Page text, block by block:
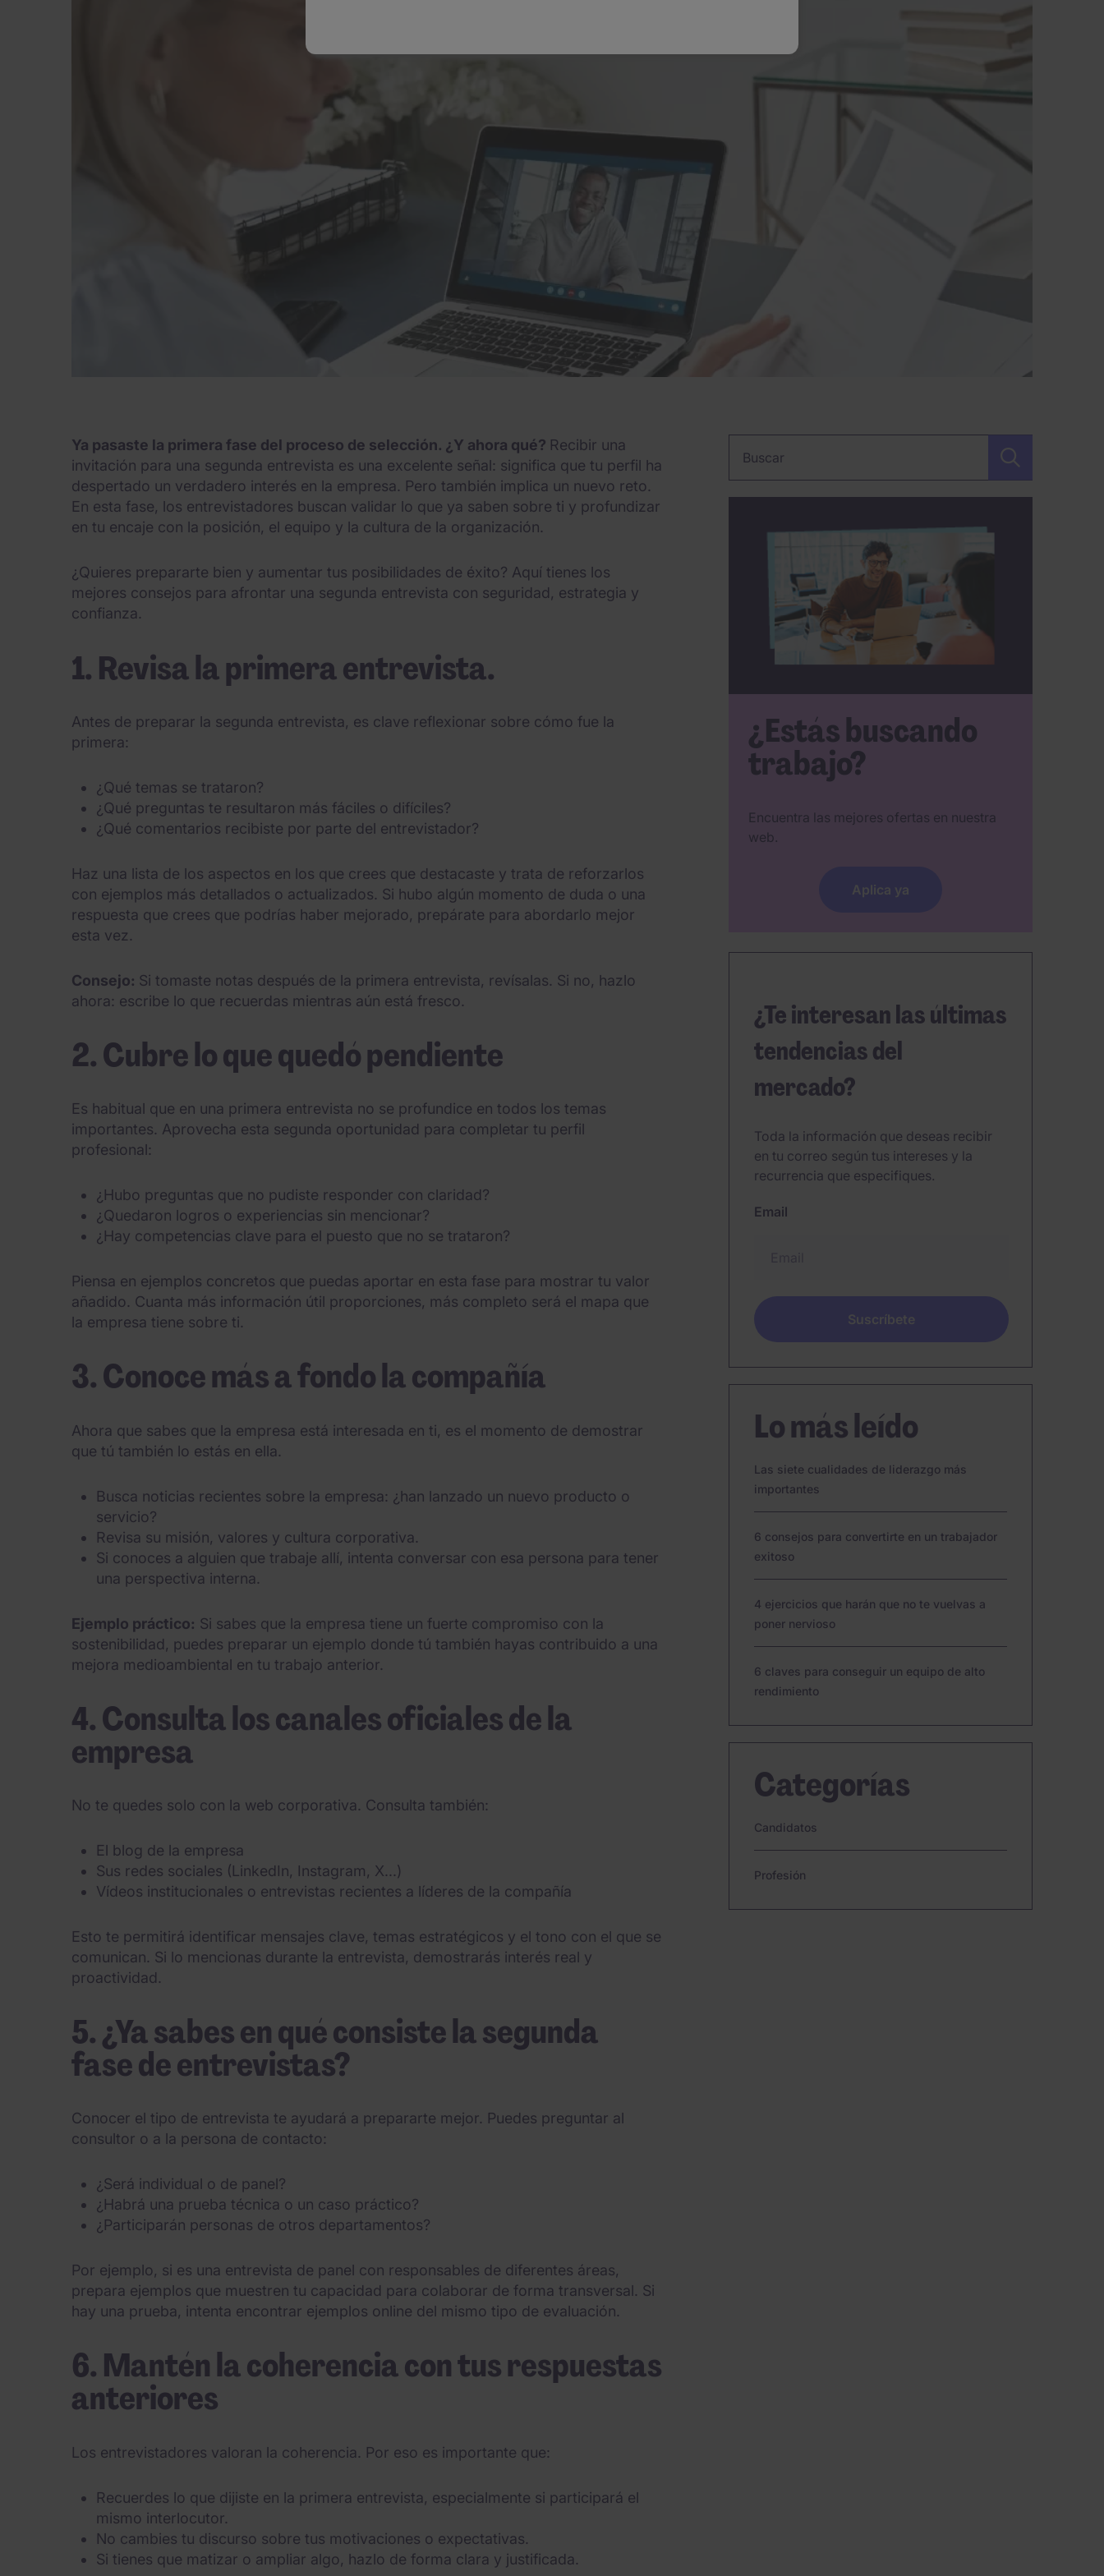
Ya pasaste la primera fase del proceso de selección. ¿Y ahora qué? Recibir una
invitación para una segunda entrevista es una excelente señal: significa que tu perfil ha
despertado un verdadero interés en la empresa. Pero también implica un nuevo reto.
En esta fase, los entrevistadores buscan validar lo que ya saben sobre ti y profundizar
en tu encaje con la posición, el equipo y la cultura de la organización.
¿Quieres prepararte bien y aumentar tus posibilidades de éxito? Aquí tienes los
mejores consejos para afrontar una segunda entrevista con seguridad, estrategia y
confianza.
1. Revisa la primera entrevista.
Antes de preparar la segunda entrevista, es clave reflexionar sobre cómo fue la
primera:
¿Qué temas se trataron?
¿Qué preguntas te resultaron más fáciles o difíciles?
¿Qué comentarios recibiste por parte del entrevistador?
Haz una lista de los aspectos en los que crees que destacaste y trata de reforzarlos
con ejemplos más detallados o actualizados. Si hubo algún momento de duda o una
respuesta que crees que podrías haber mejorado, prepárate para abordarlo mejor
esta vez.
Consejo: Si tomaste notas después de la primera entrevista, revísalas. Si no, hazlo
ahora: escribe lo que recuerdas mientras aún está fresco.
2. Cubre lo que quedó pendiente
Es habitual que en una primera entrevista no se profundice en todos los temas
importantes. Aprovecha esta segunda oportunidad para completar tu perfil
profesional:
¿Hubo preguntas que no pudiste responder con claridad?
¿Quedaron logros o experiencias sin mencionar?
¿Hay competencias clave para el puesto que no se trataron?
Piensa en ejemplos concretos que puedas aportar en esta fase para mostrar tu valor
añadido. Cuanta más información útil proporciones, más completo será el mapa que
la empresa tiene sobre ti.
3. Conoce más a fondo la compañía
Ahora que sabes que la empresa está interesada en ti, es el momento de demostrar
que tú también lo estás en ella.
Busca noticias recientes sobre la empresa: ¿han lanzado un nuevo producto o
servicio?
Revisa su misión, valores y cultura corporativa.
Si conoces a alguien que trabaje allí, intenta conversar con esa persona para tener
una perspectiva interna.
Ejemplo práctico: Si sabes que la empresa tiene un fuerte compromiso con la
sostenibilidad, puedes preparar un ejemplo donde tú también hayas contribuido a una
mejora medioambiental en tu trabajo anterior.
4. Consulta los canales oficiales de la
empresa
No te quedes solo con la web corporativa. Consulta también:
El blog de la empresa
Sus redes sociales (LinkedIn, Instagram, X...)
Vídeos institucionales o entrevistas recientes a líderes de la compañía
Esto te permitirá identificar mensajes clave, temas estratégicos y el tono con el que se
comunican. Si lo mencionas durante la entrevista, demostrarás interés real y
proactividad.
5. ¿Ya sabes en qué consiste la segunda
fase de entrevistas?
Conocer el tipo de entrevista te ayudará a prepararte mejor. Puedes preguntar al
consultor o a la persona de contacto:
¿Será individual o de panel?
¿Habrá una prueba técnica o un caso práctico?
¿Participarán personas de otros departamentos?
Por ejemplo, si es una entrevista de panel con responsables de diferentes áreas,
prepara ejemplos que muestren tu capacidad para colaborar de forma transversal. Si
hay una prueba, intenta encontrar ejemplos online del mismo tipo de evaluación.
6. Mantén la coherencia con tus respuestas
anteriores
Los entrevistadores valoran la coherencia. Por eso es importante que:
Recuerdes lo que dijiste en la primera entrevista, especialmente si participará el
mismo interlocutor.
No cambies tu discurso sobre tus motivaciones o expectativas.
Si tienes que matizar o ampliar algo, hazlo de forma clara y justificada.
¿Estás buscando
trabajo?
Encuentra las mejores ofertas en nuestra
web.
Aplica ya
¿Te interesan las últimas
tendencias del
mercado?
Toda la información que deseas recibir
en tu correo según tus intereses y la
recurrencia que especifiques.
Email
Lo más leído
Las siete cualidades de liderazgo más
importantes
6 consejos para convertirte en un trabajador
exitoso
4 ejercicios que harán que no te vuelvas a
poner nervioso
6 claves para conseguir un equipo de alto
rendimiento
Categorías
Candidatos
Profesión